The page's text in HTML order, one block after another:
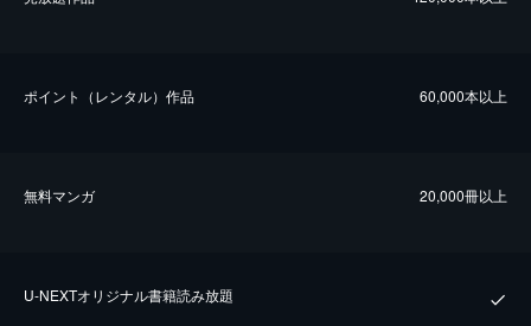
ポイント（レンタル）作品 60,000本以上
無料マンガ 20,000冊以上
U-NEXTオリジナル書籍読み放題